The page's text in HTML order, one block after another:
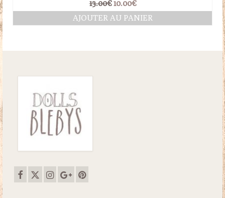
13.00€ Le
prix
initial
10.00€Le
prix
actuel
AJOUTER AU PANIER